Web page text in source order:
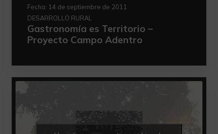
Fecha: 14 de septiembre de 2011
DESARROLLO RURAL
Gastronomía es Territorio –
Proyecto Campo Adentro